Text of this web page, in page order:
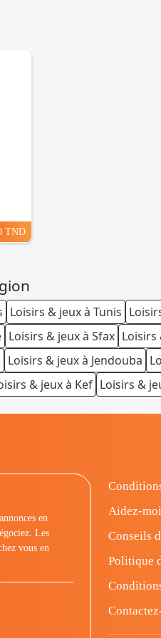
TND
Loisirs & jeux à Tunis
Loisirs & jeux à Sfax Loisirs
Loisirs & jeux à Jendouba
& jeux à Kef Loisirs &
en
Les
vous en
Aidez-moi
Conseils
Politique